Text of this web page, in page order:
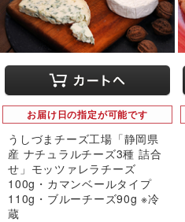
お届け日の指定が可能です
うしづまチーズ工場「静岡県
産 ナチュラルチーズ3種 詰合
せ」モッツァレラチーズ
100g・カマンベールタイプ
110g・ブルーチーズ90g ※冷
蔵